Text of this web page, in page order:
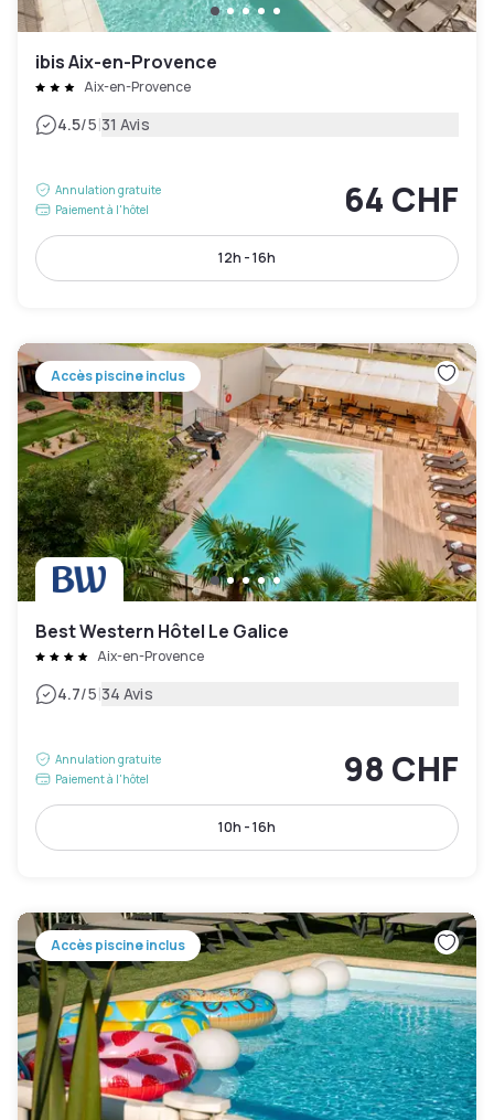
ibis Aix-en-Provence
Aix-en-Provence
4.5/5|31 Avis
Annulation gratuite
Paiement à l'hôtel
64 CHF
12h - 16h
Accès piscine inclus
Best Western Hôtel Le Galice
Aix-en-Provence
4.7/5|34 Avis
Annulation gratuite
Paiement à l'hôtel
98 CHF
10h - 16h
Accès piscine inclus